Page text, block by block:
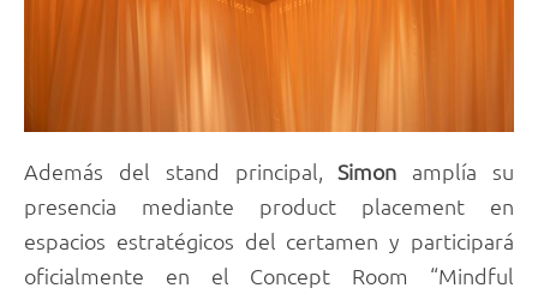
Además del stand principal,Simon amplía su
presencia mediante product placement en
espacios estratégicos del certamen y participará
oficialmente en el Concept Room “Mindful